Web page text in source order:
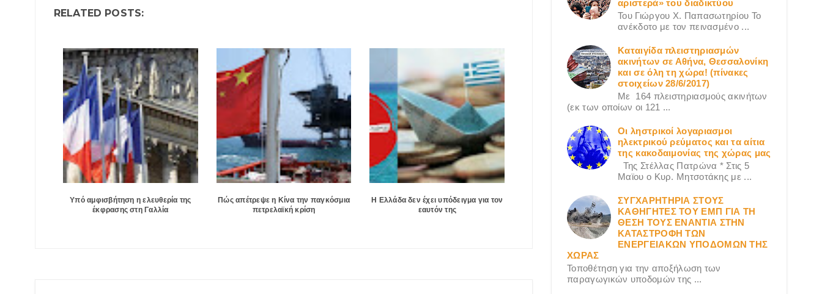
RELATED POSTS:
Υπό αμφισβήτηση η ελευθερία της
έκφρασης στη Γαλλία
Πώς απέτρεψε η Κίνα την παγκόσμια
πετρελαϊκή κρίση
Η Ελλάδα δεν έχει υπόδειγμα για τον
εαυτόν της
αριστερά» του διαδικτύου
Του Γιώργου X. Παπασωτηρίου Το
ανέκδοτο με τον πεινασμένο ...
Καταιγίδα πλειστηριασμών
ακινήτων σε Αθήνα, Θεσσαλονίκη
και σε όλη τη χώρα! (πίνακες
στοιχείων 28/6/2017)
Με 164 πλειστηριασμούς ακινήτων
(εκ των οποίων οι 121 ...
Οι ληστρικοί λογαριασμοι
ηλεκτρικού ρεύματος και τα αίτια
της κακοδαιμονίας της χώρας μας
Της Στέλλας Πατρώνα * Στις 5
Μαϊου ο Κυρ. Μητσοτάκης με ...
ΣΥΓΧΑΡΗΤΗΡΙΑ ΣΤΟΥΣ
ΚΑΘΗΓΗΤΕΣ ΤΟΥ ΕΜΠ ΓΙΑ ΤΗ
ΘΕΣΗ ΤΟΥΣ ΕΝΑΝΤΙΑ ΣΤΗΝ
ΚΑΤΑΣΤΡΟΦΗ ΤΩΝ
ΕΝΕΡΓΕΙΑΚΩΝ ΥΠΟΔΟΜΩΝ ΤΗΣ
ΧΩΡΑΣ
Τοποθέτηση για την αποξήλωση των
παραγωγικών υποδομών της ...